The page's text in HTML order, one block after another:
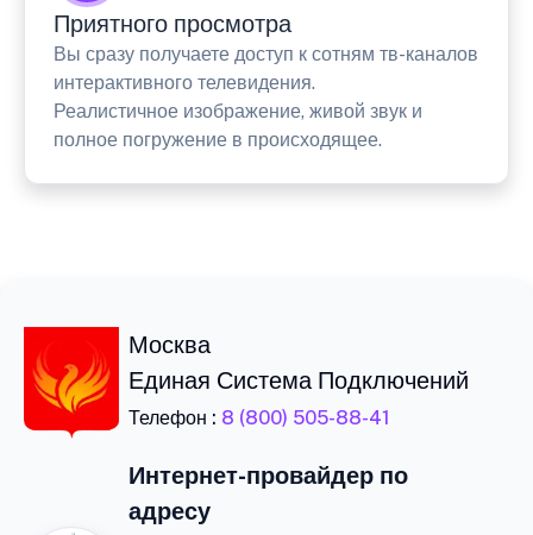
Приятного просмотра
Вы сразу получаете доступ к сотням тв-каналов
интерактивного телевидения.
Реалистичное изображение, живой звук и
полное погружение в происходящее.
Москва
Единая Система Подключений
Телефон : 8 (800) 505-88-41
Интернет-провайдер по
адресу